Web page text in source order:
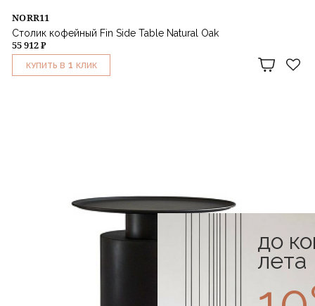
NORR11
Столик кофейный Fin Side Table Natural Oak
55 912 ₽
КУПИТЬ В 1 КЛИК
до
лета